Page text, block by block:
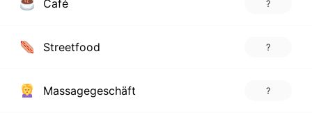
Café ?
Streetfood ?
Massagegeschäft ?